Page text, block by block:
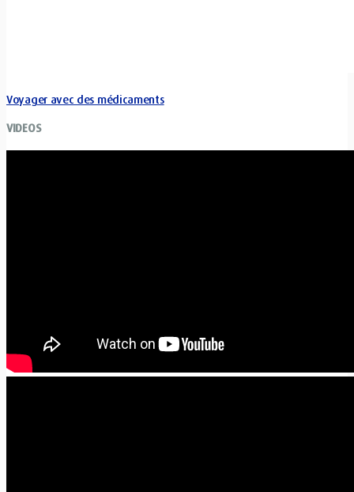
Voyager avec des médicaments
VIDEOS